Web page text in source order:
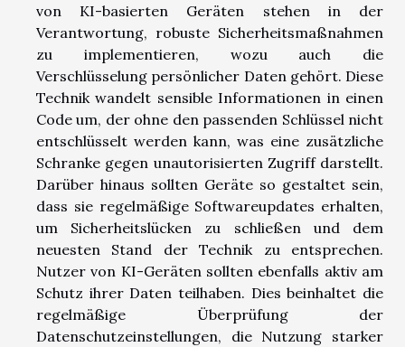
von KI-basierten Geräten stehen in der
Verantwortung, robuste Sicherheitsmaßnahmen
zu implementieren, wozu auch die
Verschlüsselung persönlicher Daten gehört. Diese
Technik wandelt sensible Informationen in einen
Code um, der ohne den passenden Schlüssel nicht
entschlüsselt werden kann, was eine zusätzliche
Schranke gegen unautorisierten Zugriff darstellt.
Darüber hinaus sollten Geräte so gestaltet sein,
dass sie regelmäßige Softwareupdates erhalten,
um Sicherheitslücken zu schließen und dem
neuesten Stand der Technik zu entsprechen.
Nutzer von KI-Geräten sollten ebenfalls aktiv am
Schutz ihrer Daten teilhaben. Dies beinhaltet die
regelmäßige Überprüfung der
Datenschutzeinstellungen, die Nutzung starker